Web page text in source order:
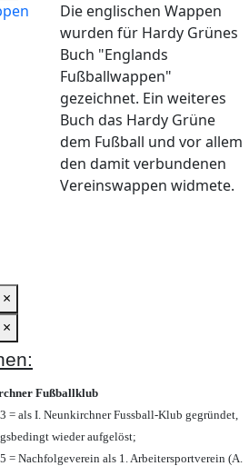
Die englischen Wappen
wurden für Hardy Grünes
Buch "Englands
Fußballwappen"
gezeichnet. Ein weiteres
Buch das Hardy Grüne
dem Fußball und vor allem
den damit verbundenen
Vereinswappen widmete.
×
×
Fußballklub
= als I. Neunkirchner Fussball-Klub gegründet,
wieder aufgelöst;
= Nachfolgeverein als 1. Arbeitersportverein (A.